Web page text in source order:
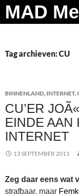
Ga
naar
Zoeken
Tag archieven: CU
BINNENLAND, INTERNET,
CU’ER
EINDE AAN
INTERNET
13 SEPTEMBER 2011
Zeg daar eens wat
strafbaar, maar